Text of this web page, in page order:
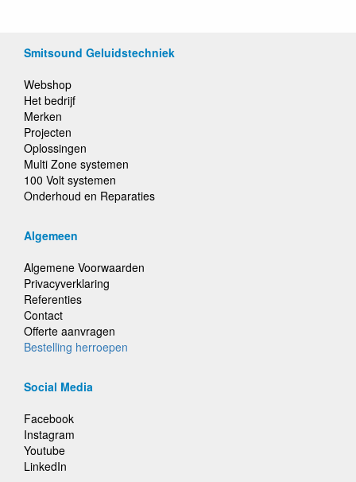
Smitsound Geluidstechniek
Webshop
Het bedrijf
Merken
Projecten
Oplossingen
Multi Zone systemen
100 Volt systemen
Onderhoud en Reparaties
Algemeen
Algemene Voorwaarden
Privacyverklaring
Referenties
Contact
Offerte aanvragen
Bestelling herroepen
Social Media
Facebook
Instagram
Youtube
LinkedIn